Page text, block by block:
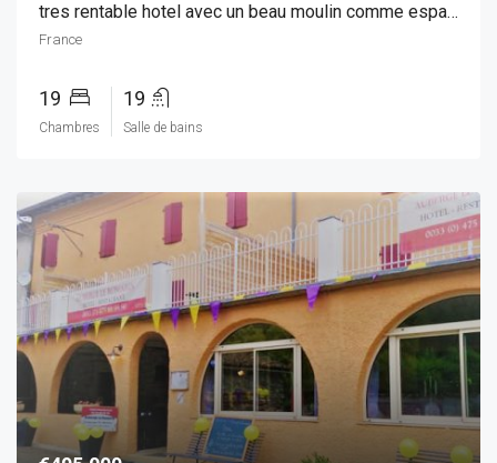
tres rentable hotel avec un beau moulin comme espace de vie
France
19
Chambres
19
Salle de bains